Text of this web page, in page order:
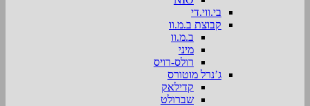
בי.ווי.די
קבוצת ב.מ.וו
ב.מ.וו
מיני
רולס-רויס
ג’נרל מוטורס
קדילאק
שברולט